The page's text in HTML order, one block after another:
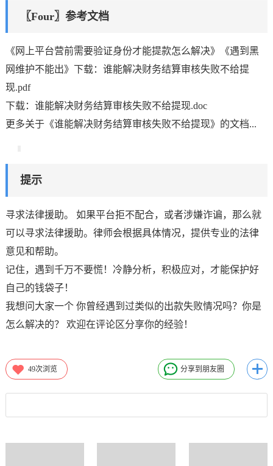
〖Four〗参考文档
《网上平台营前需要验证身份才能提款怎么解决》《遇到黑
网维护不能出》下载：谁能解决财务结算审核失败不给提
现.pdf
下载：谁能解决财务结算审核失败不给提现.doc
更多关于《谁能解决财务结算审核失败不给提现》的文档...
提示
寻求法律援助。 如果平台拒不配合，或者涉嫌诈谝，那么就
可以寻求法律援助。律师会根据具体情况，提供专业的法律
意见和帮助。
记住，遇到千万不要慌！冷静分析，积极应对，才能保护好
自己的钱袋子！
我想问大家一个 你曾经遇到过类似的出款失败情况吗？你是
怎么解决的？ 欢迎在评论区分享你的经验！
49次浏览 分享到朋友圈